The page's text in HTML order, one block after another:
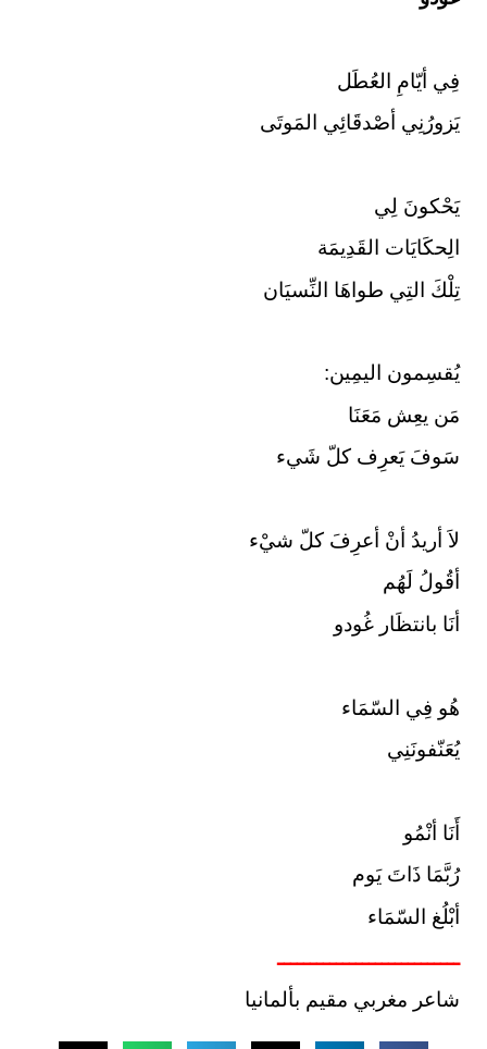
فِي أيّامِ العُطَل
يَزورُنِي أصْدقَائِي المَوتَى
يَحْكونَ لِي
الِحكَايَات القَدِيمَة
تِلْكَ التِي طواهَا النِّسيَان
يُقسِمون اليمِين:
مَن يعِش مَعَنَا
سَوفَ يَعرِف كلّ شَيء
لاَ أريدُ أنْ أعرِفَ كلّ شيْء
أقُولُ لَهُم
أنَا بانتظَار غُودو
هُو فِي السّمَاء
يُعَنّفونَنِي
أَنَا أنْمُو
رُبَّمَا ذَاتَ يَوم
أبْلُغ السّمَاء
ــــــــــــــــــــــــــــ
شاعر مغربي مقيم بألمانيا